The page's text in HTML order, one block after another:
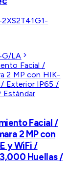
2XS2T41G1-
LA
Facial /
2 MP con
y WiFi /
Huellas /